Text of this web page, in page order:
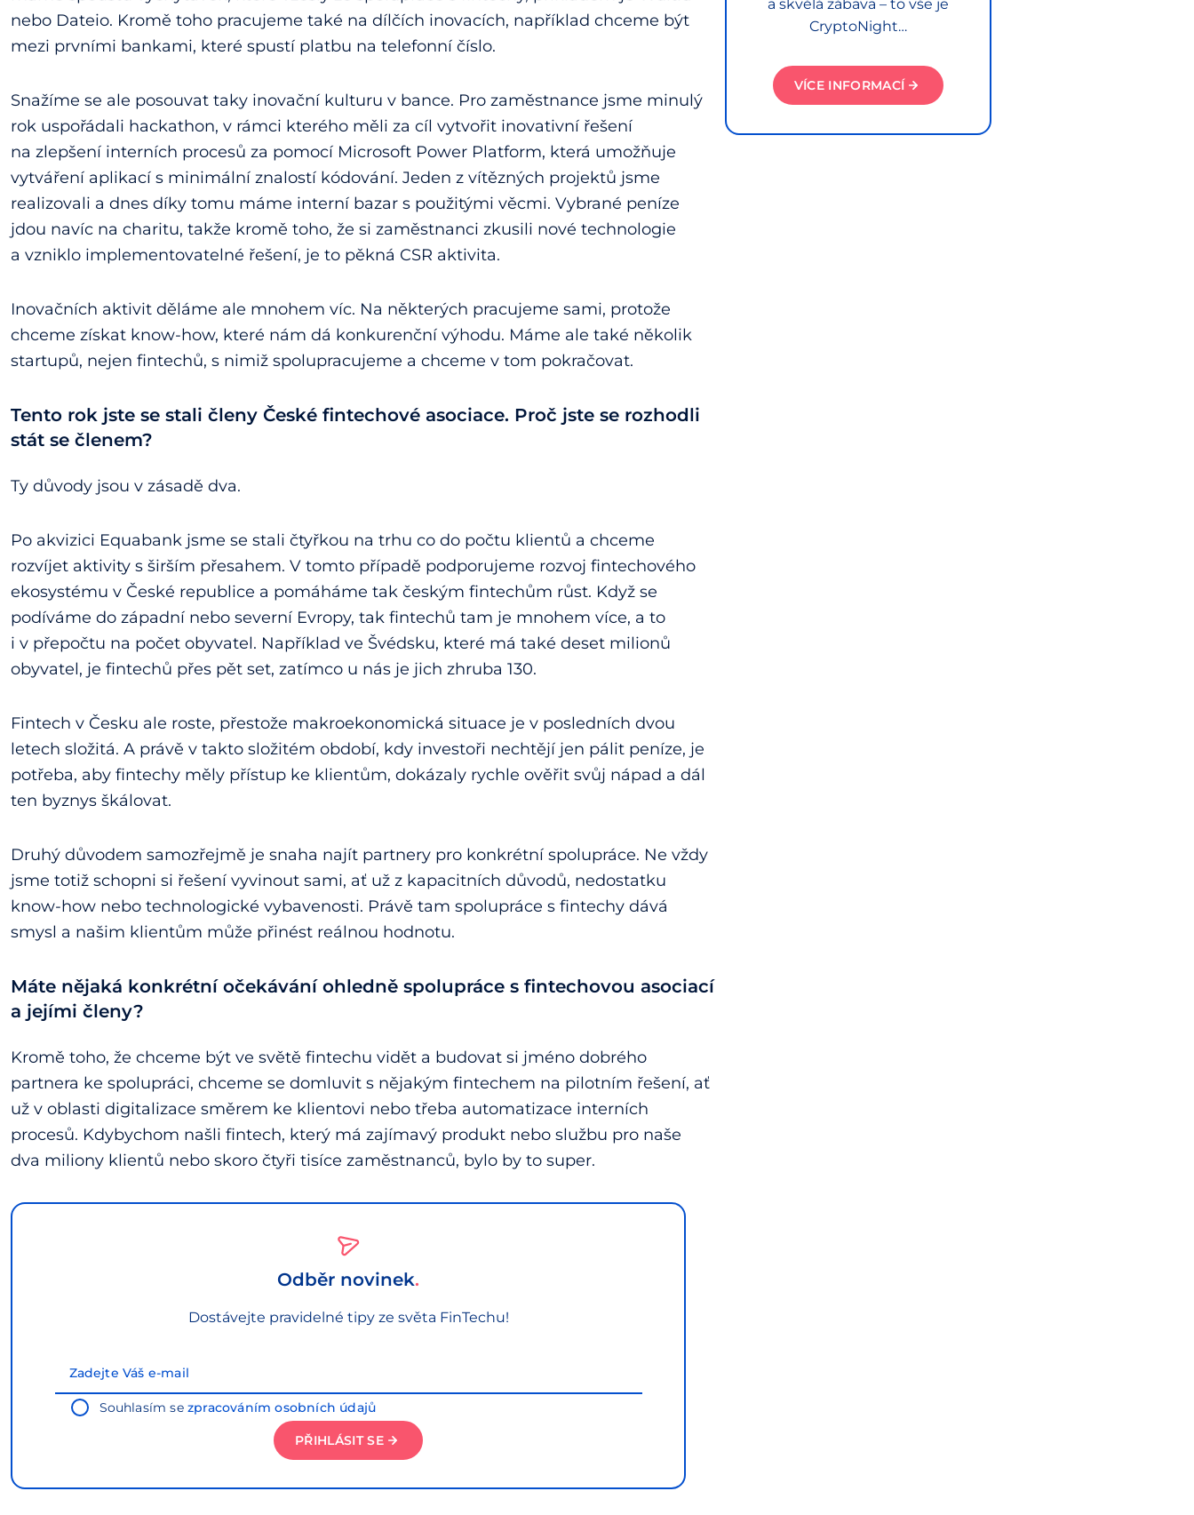
nebo Dateio. Kromě toho pracujeme také na dílčích inovacích, například chceme být
mezi prvními bankami, které spustí platbu na telefonní číslo.
Snažíme se ale posouvat taky inovační kulturu v bance. Pro zaměstnance jsme minulý
rok uspořádali hackathon, v rámci kterého měli za cíl vytvořit inovativní řešení
na zlepšení interních procesů za pomocí Microsoft Power Platform, která umožňuje
vytváření aplikací s minimální znalostí kódování. Jeden z vítězných projektů jsme
realizovali a dnes díky tomu máme interní bazar s použitými věcmi. Vybrané peníze
jdou navíc na charitu, takže kromě toho, že si zaměstnanci zkusili nové technologie
a vzniklo implementovatelné řešení, je to pěkná CSR aktivita.
Inovačních aktivit děláme ale mnohem víc. Na některých pracujeme sami, protože
chceme získat know-how, které nám dá konkurenční výhodu. Máme ale také několik
startupů, nejen fintechů, s nimiž spolupracujeme a chceme v tom pokračovat.
Tento rok jste se stali členy České fintechové asociace. Proč jste se rozhodli
stát se členem?
Ty důvody jsou v zásadě dva.
Po akvizici Equabank jsme se stali čtyřkou na trhu co do počtu klientů a chceme
rozvíjet aktivity s širším přesahem. V tomto případě podporujeme rozvoj fintechového
ekosystému v České republice a pomáháme tak českým fintechům růst. Když se
podíváme do západní nebo severní Evropy, tak fintechů tam je mnohem více, a to
i v přepočtu na počet obyvatel. Například ve Švédsku, které má také deset milionů
obyvatel, je fintechů přes pět set, zatímco u nás je jich zhruba 130.
Fintech v Česku ale roste, přestože makroekonomická situace je v posledních dvou
letech složitá. A právě v takto složitém období, kdy investoři nechtějí jen pálit peníze, je
potřeba, aby fintechy měly přístup ke klientům, dokázaly rychle ověřit svůj nápad a dál
ten byznys škálovat.
Druhý důvodem samozřejmě je snaha najít partnery pro konkrétní spolupráce. Ne vždy
jsme totiž schopni si řešení vyvinout sami, ať už z kapacitních důvodů, nedostatku
know-how nebo technologické vybavenosti. Právě tam spolupráce s fintechy dává
smysl a našim klientům může přinést reálnou hodnotu.
Máte nějaká konkrétní očekávání ohledně spolupráce s fintechovou asociací
a jejími členy?
Kromě toho, že chceme být ve světě fintechu vidět a budovat si jméno dobrého
partnera ke spolupráci, chceme se domluvit s nějakým fintechem na pilotním řešení, ať
už v oblasti digitalizace směrem ke klientovi nebo třeba automatizace interních
procesů. Kdybychom našli fintech, který má zajímavý produkt nebo službu pro naše
dva miliony klientů nebo skoro čtyři tisíce zaměstnanců, bylo by to super.
Odběr novinek
Dostávejte pravidelné tipy ze světa FinTechu!
Souhlasím sezpracováním osobních údajů
PŘIHLÁSIT SE
a skvělá zábava – to vše je
CryptoNight…
VÍCE INFORMACÍ